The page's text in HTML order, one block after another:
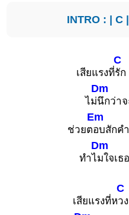
INTRO : | C |
เสียแรงที่
C
รัก
ไม่
Dm
นึกว่าจ
ช่วยต
Em
อบสักค
ทำไ
Dm
มใจเธอ
เสียแรงที่ห
C
ว